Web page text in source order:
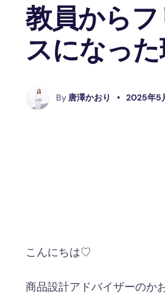
教員から
スになっ
By 唐澤かおり • 2025年5
こんにちは♡
商品設計アドバイザーのか